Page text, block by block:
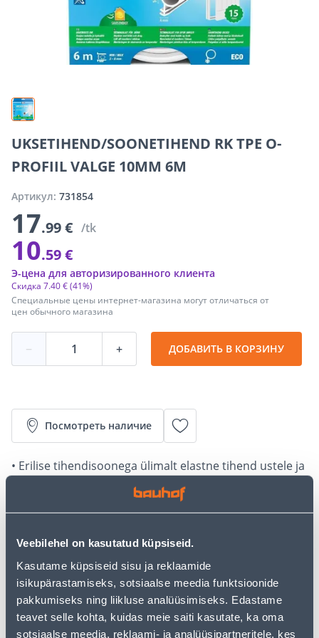
Veebilehel on kasutatud küpsiseid.
Kasutame küpsiseid sisu ja reklaamide
isikupärastamiseks, sotsiaalse meedia funktsioonide
pakkumiseks ning liikluse analüüsimiseks. Edastame
teavet selle kohta, kuidas meie saiti kasutate, ka oma
sotsiaalse meedia, reklaami- ja analüüsipartneritele, kes
UKSETIHEND/SOONETIHEND RK TPE O-
PROFIIL VALGE 10MM 6M
Артикул: 731854
17.99 € /tk
10.59 €
Специальные цены интернет-магазина могут отличаться от
цен обычного магазина
Скидка 7.40 €(41%)
Э-цена для авторизированного клиента
− + ДОБАВИТЬ В КОРЗИНУ
Посмотреть наличие
• Erilise tihendisoonega ülimalt elastne tihend ustele ja
• Tihendite kasutusiga on kuni 15 aastat.
• Sobib 3 - 8 mm laiustesse vahedesse.
• 14-päevane tagastusõigus.
• HANKIJA LAOST TELLITAV TOODE
Предполагаемая доставка 3,69 € от 17.08.2026